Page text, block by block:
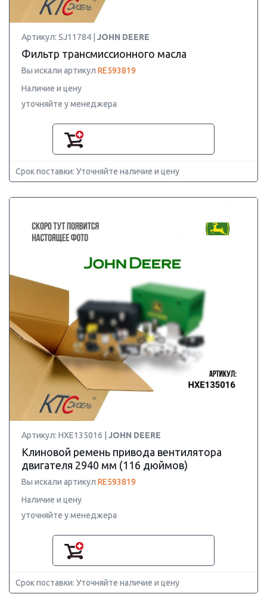
Артикул: SJ11784 | JOHN DEERE
Фильтр трансмиссионного масла
Вы искали артикул RE593819
Наличие и цену
уточняйте у менеджера
Срок поставки: Уточняйте наличие и цену
Артикул: HXE135016 | JOHN DEERE
Клиновой ремень привода вентилятора
двигателя 2940 мм (116 дюймов)
Вы искали артикул RE593819
Наличие и цену
уточняйте у менеджера
Срок поставки: Уточняйте наличие и цену